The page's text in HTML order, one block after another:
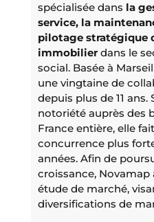
spécialisée dans la
service, la
pilotage stratégique
immobilierdans le
social. Basée à
une vingtaine de
depuis plus de 11 ans.
notoriété auprès des
France entière, elle
concurrence plus
années. Afin de
croissance, Novamap
étude de marché,
diversifications de